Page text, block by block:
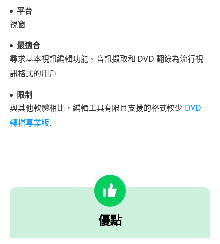
平台
視窗
最適合
尋求基本視訊編輯功能、音訊擷取和 DVD 翻錄為流行視
訊格式的用戶
限制
與其他軟體相比，編輯工具有限且支援的格式較少 DVD
轉檔專業版.
優點